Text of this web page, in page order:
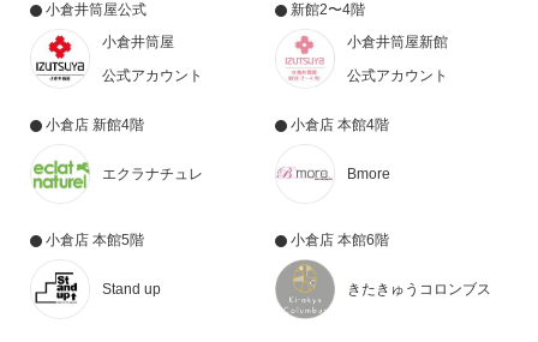
小倉井筒屋公式
小倉井筒屋
公式アカウント
新館2〜4階
小倉井筒屋新館
公式アカウント
小倉店 新館4階
エクラナチュレ
小倉店 本館4階
Bmore
小倉店 本館5階
Stand up
小倉店 本館6階
きたきゅうコロンブス